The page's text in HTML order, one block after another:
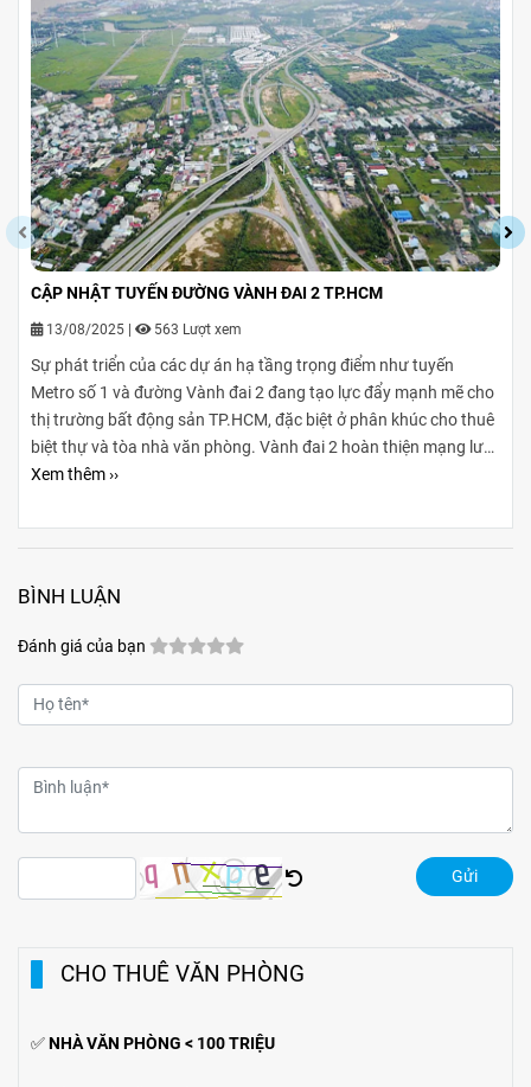
CẬP NHẬT TUYẾN ĐƯỜNG VÀNH ĐAI 2 TP.HCM
13/08/2025 | 563 Lượt xem
Sự phát triển của các dự án hạ tầng trọng điểm như tuyến
Metro số 1 và đường Vành đai 2 đang tạo lực đẩy mạnh mẽ cho
thị trường bất động sản TP.HCM, đặc biệt ở phân khúc cho thuê
biệt thự và tòa nhà văn phòng. Vành đai 2 hoàn thiện mạng lưới
giao thông liên vùng, rút ngắn thời gian di chuyển từ ngoại
khu đô thị mới, khu biệt thự cao cấp và cụm văn phòng ở những
đồng bộ đang tạo ra biên độ tăng giá và tiềm năng khai thác
cho thuê bền vững cho các loại hình bất động sản này.
Xem thêm ››
BÌNH LUẬN
Đánh giá của bạn
Gửi
CHO THUÊ VĂN PHÒNG
✅NHÀ VĂN PHÒNG < 100 TRIỆU